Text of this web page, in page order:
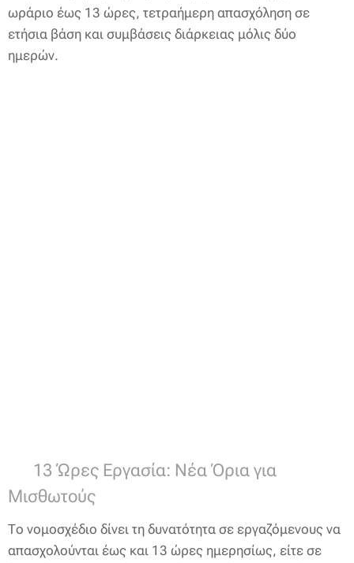
ωράριο έως 13 ώρες, τετραήμερη απασχόληση σε
ετήσια βάση και συμβάσεις διάρκειας μόλις δύο
ημερών.
🔹 13 Ώρες Εργασία: Νέα Όρια για
Μισθωτούς
Το νομοσχέδιο δίνει τη δυνατότητα σε εργαζόμενους να
απασχολούνται έως και 13 ώρες ημερησίως, είτε σε